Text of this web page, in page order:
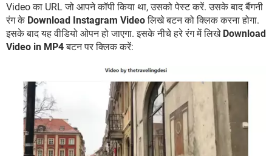
Video का URL जो आपने कॉपी किया था, उसको पेस्ट करें. उसके बाद बैंगनी
रंग के Download Instagram Videoलिखे बटन को क्लिक करना होगा.
इसके बाद यह वीडियो ओपन हो जाएगा. इसके नीचे हरे रंग में लिखे Download
Video in MP4बटन पर क्लिक करें: